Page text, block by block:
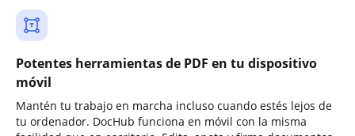
Potentes herramientas de PDF en tu dispositivo
móvil
Mantén tu trabajo en marcha incluso cuando estés lejos de
tu ordenador. DocHub funciona en móvil con la misma